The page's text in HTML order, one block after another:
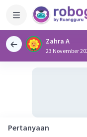
Zahra A
23 November
Pertanyaan